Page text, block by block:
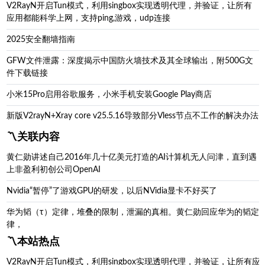
V2RayN开启Tun模式，利用singbox实现透明代理，并验证，让所有
应用都能科学上网，支持ping,游戏，udp连接
2025安全翻墙指南
GFW文件泄露：深度揭示中国防火墙技术及其全球输出，附500G文
件下载链接
小米15Pro启用谷歌服务，小米手机安装Google Play商店
新版V2rayN+Xray core v25.5.16导致部分Vless节点不工作的解决办法
〽️关联内容
黄仁勋讲述自己2016年几十亿美元打造的AI计算机无人问津，直到遇
上非盈利初创公司OpenAI
Nvidia“暂停”了游戏GPU的研发，以后NVidia显卡不好买了
华为韬（τ）定律，堆叠的限制，泄漏的真相。黄仁勋回应华为的韬定
律，
〽️本站热点
V2RayN开启Tun模式，利用singbox实现透明代理，并验证，让所有